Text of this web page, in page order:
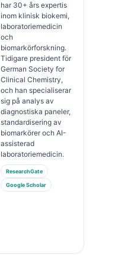
har 30+ års expertis
inom klinisk biokemi,
laboratoriemedicin
och
biomarkörforskning.
Tidigare president för
German Society for
Clinical Chemistry,
och han specialiserar
sig på analys av
diagnostiska paneler,
standardisering av
biomarkörer och AI-
assisterad
laboratoriemedicin.
ResearchGate
Google Scholar